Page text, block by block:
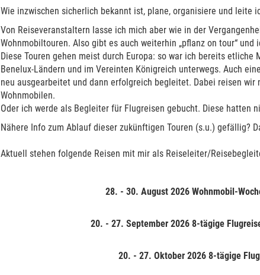
Wie inzwischen sicherlich bekannt ist, plane, organisiere und leite
Von Reiseveranstaltern lasse ich mich aber wie in der
Wohnmobiltouren. Also gibt es auch weiterhin „pflanz on tour“
Diese Touren gehen meist durch Europa: so war ich bereits
Benelux-Ländern und im Vereinten Königreich unterwegs. Auch
neu ausgearbeitet und dann erfolgreich begleitet. Dabei reisen
Wohnmobilen.
Oder ich werde als Begleiter für Flugreisen gebucht. Diese hatten
Nähere Info zum Ablauf dieser zukünftigen Touren (s.u.) gefällig?
Aktuell stehen folgende Reisen mit mir als Reiseleiter/
28. - 30. August 2026 Wohnmobil-
20. - 27. September 2026 8-tägige
20. - 27. Oktober 2026 8-tägige